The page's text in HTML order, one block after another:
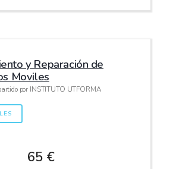
y Reparación de
Moviles
por INSTITUTO UTFORMA
65 €